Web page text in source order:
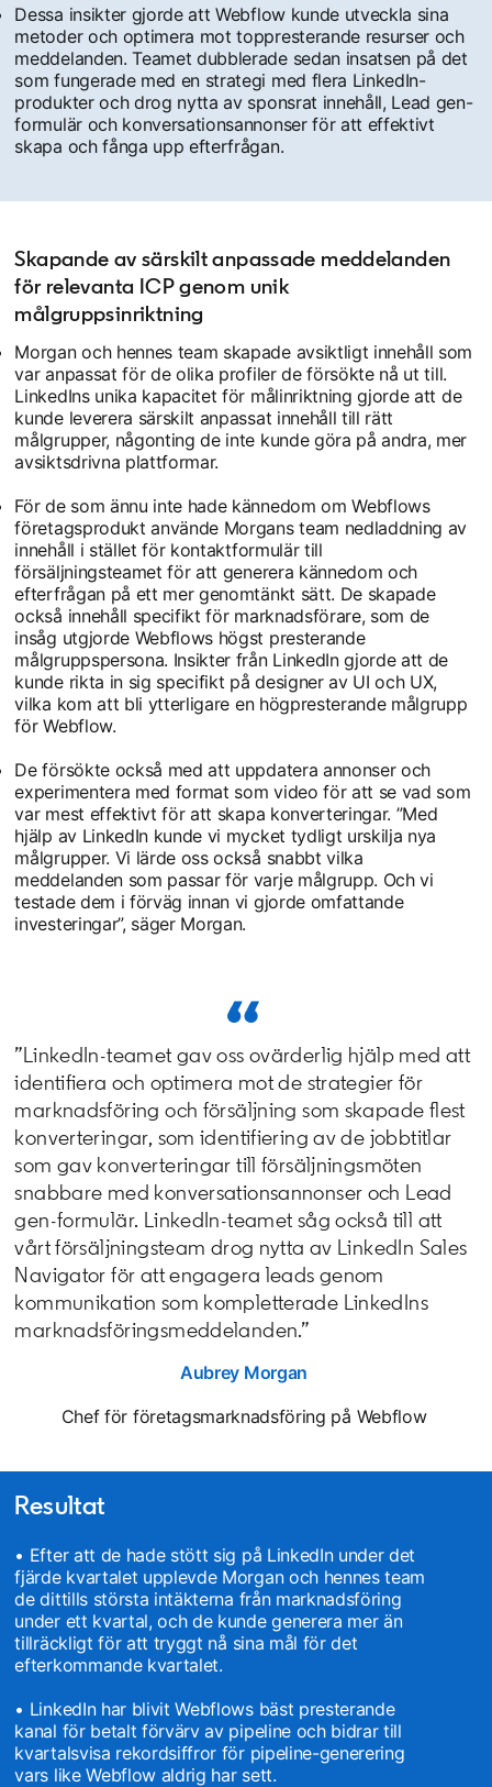
Dessa insikter gjorde att Webflow kunde utveckla sina
metoder och optimera mot toppresterande resurser och
meddelanden. Teamet dubblerade sedan insatsen på det
som fungerade med en strategi med flera LinkedIn-
produkter och drog nytta av sponsrat innehåll, Lead gen-
formulär och konversationsannonser för att effektivt
skapa och fånga upp efterfrågan.
Skapande av särskilt anpassade meddelanden
för relevanta ICP genom unik
målgruppsinriktning
Morgan och hennes team skapade avsiktligt innehåll som
var anpassat för de olika profiler de försökte nå ut till.
LinkedIns unika kapacitet för målinriktning gjorde att de
kunde leverera särskilt anpassat innehåll till rätt
målgrupper, någonting de inte kunde göra på andra, mer
avsiktsdrivna plattformar.
För de som ännu inte hade kännedom om Webflows
företagsprodukt använde Morgans team nedladdning av
innehåll i stället för kontaktformulär till
försäljningsteamet för att generera kännedom och
efterfrågan på ett mer genomtänkt sätt. De skapade
också innehåll specifikt för marknadsförare, som de
insåg utgjorde Webflows högst presterande
målgruppspersona. Insikter från LinkedIn gjorde att de
kunde rikta in sig specifikt på designer av UI och UX,
vilka kom att bli ytterligare en högpresterande målgrupp
för Webflow.
De försökte också med att uppdatera annonser och
experimentera med format som video för att se vad som
var mest effektivt för att skapa konverteringar. ”Med
hjälp av LinkedIn kunde vi mycket tydligt urskilja nya
målgrupper. Vi lärde oss också snabbt vilka
meddelanden som passar för varje målgrupp. Och vi
testade dem i förväg innan vi gjorde omfattande
investeringar”, säger Morgan.
”LinkedIn-teamet gav oss ovärderlig hjälp med att
identifiera och optimera mot de strategier för
marknadsföring och försäljning som skapade flest
konverteringar, som identifiering av de jobbtitlar
som gav konverteringar till försäljningsmöten
snabbare med konversationsannonser och Lead
gen-formulär. LinkedIn-teamet såg också till att
vårt försäljningsteam drog nytta av LinkedIn Sales
Navigator för att engagera leads genom
kommunikation som kompletterade LinkedIns
marknadsföringsmeddelanden.”
Aubrey Morgan
Chef för företagsmarknadsföring på Webflow
Resultat
• Efter att de hade stött sig på LinkedIn under det
fjärde kvartalet upplevde Morgan och hennes team
de dittills största intäkterna från marknadsföring
under ett kvartal, och de kunde generera mer än
tillräckligt för att tryggt nå sina mål för det
efterkommande kvartalet.
• LinkedIn har blivit Webflows bäst presterande
kanal för betalt förvärv av pipeline och bidrar till
kvartalsvisa rekordsiffror för pipeline-generering
vars like Webflow aldrig har sett.